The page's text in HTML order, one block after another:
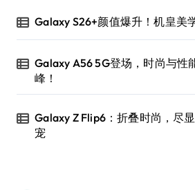
Galaxy S26+颜值爆升！机皇美
Galaxy A56 5G登场，时尚与性
峰！
Galaxy Z Flip6：折叠时尚，尽
宠